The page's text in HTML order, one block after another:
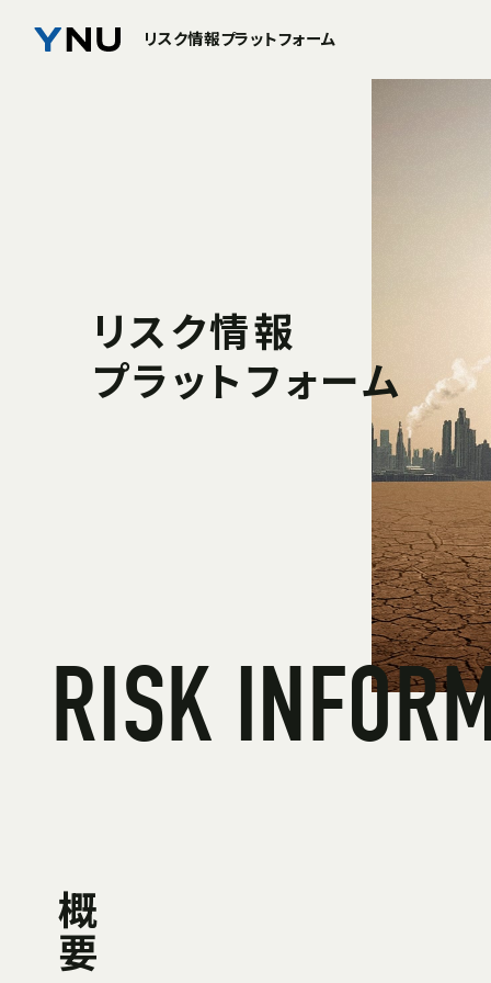
リスク情報プラットフォーム
リスク情報
プラットフォーム
RISK
概要